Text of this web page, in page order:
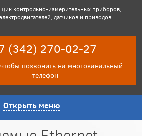
контрольно-измерительных приборов,
датчиков и приводов.
(342) 270-02-27
позвонить на многоканальный
телефон
Открыть меню